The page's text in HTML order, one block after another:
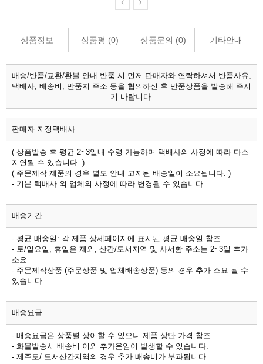
상품정보 상품평 (0) 상품문의 (0) 기타안내
배송/반품/교환/환불 안내 반품 시 먼저 판매자와 연락하셔서 반품사유,
택배사, 배송비, 반품지 주소 등을 협의하신 후 반품상품을 발송해 주시
기 바랍니다.
판매자 지정택배사
( 상품발송 후 평균 2~3일내 수령 가능하며 택배사의 사정에 따라 다소
지연될 수 있습니다. )
( 주문제작 제품의 경우 별도 안내 고지된 배송일이 소요됩니다. )
- 기본 택배사 외 업체의 사정에 따라 변경될 수 있습니다.
배송기간
- 평균 배송일: 각 제품 상세페이지에 표시된 평균 배송일 참조
- 토/일요일, 휴일은 제외, 산간/도서지역 및 사서함 주소는 2~3일 추가
소요
- 주문제작상품 (주문상품 및 업체배송상품) 등의 경우 추가 소요 될 수
있습니다.
배송요금
- 배송요금은 상품별 상이할 수 있으니 제품 상단 가격 참조
- 화물발송시 배송비 이외 추가운임이 발생할 수 있습니다.
- 제주도/ 도서산간지역의 경우 추가 배송비가 부과됩니다.